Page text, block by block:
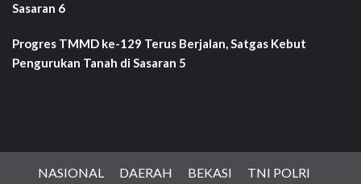
Sasaran 6
Progres TMMD ke-129 Terus Berjalan, Satgas Kebut
Pengurukan Tanah di Sasaran 5
NASIONAL DAERAH BEKASI TNI POLRI